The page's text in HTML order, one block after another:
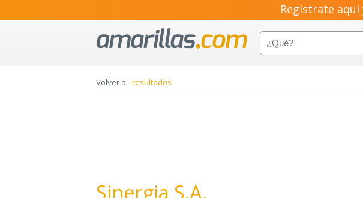
Regístrate
Volver a: resultados
Sinergia S.A.